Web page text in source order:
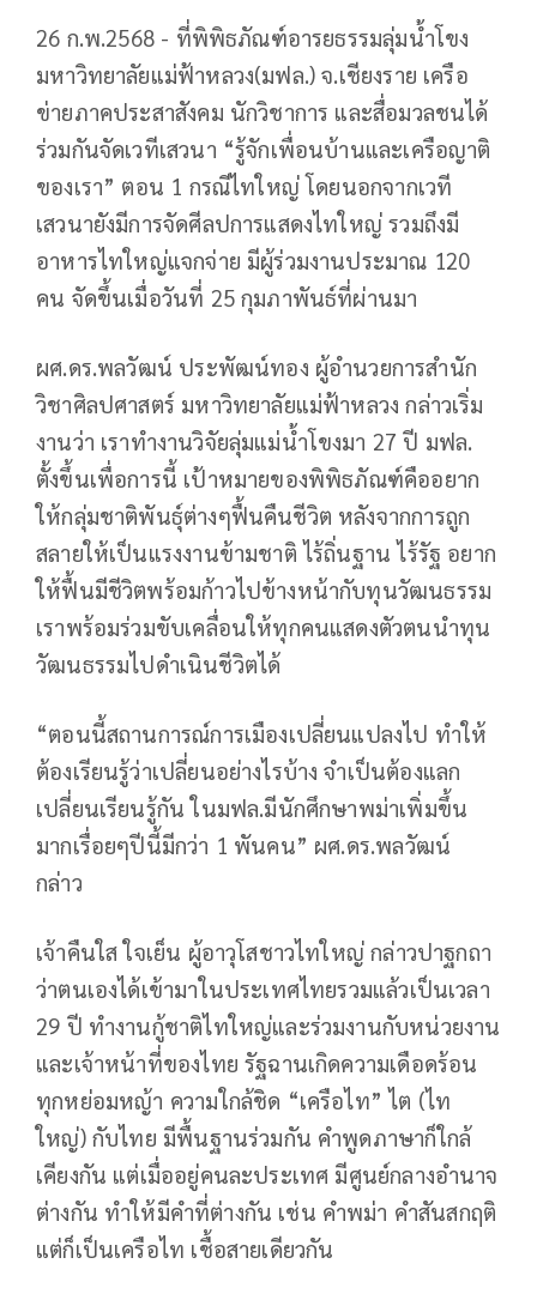
26 ก.พ.2568 - ที่พิพิธภัณฑ์อารยธรรมลุ่มน้ำโขง
มหาวิทยาลัยแม่ฟ้าหลวง(มฟล.) จ.เชียงราย เครือ
ข่ายภาคประสาสังคม นักวิชาการ และสื่อมวลชนได้
ร่วมกันจัดเวทีเสวนา “รู้จักเพื่อนบ้านและเครือญาติ
ของเรา” ตอน 1 กรณีไทใหญ่ โดยนอกจากเวที
เสวนายังมีการจัดศีลปการแสดงไทใหญ่ รวมถึงมี
อาหารไทใหญ่แจกจ่าย มีผู้ร่วมงานประมาณ 120
คน จัดขึ้นเมื่อวันที่ 25 กุมภาพันธ์ที่ผ่านมา
ผศ.ดร.พลวัฒน์ ประพัฒน์ทอง ผู้อำนวยการสำนัก
วิชาศิลปศาสตร์ มหาวิทยาลัยแม่ฟ้าหลวง กล่าวเริ่ม
งานว่า เราทำงานวิจัยลุ่มแม่น้ำโขงมา 27 ปี มฟล.
ตั้งขึ้นเพื่อการนี้ เป้าหมายของพิพิธภัณฑ์คืออยาก
ให้กลุ่มชาติพันธุ์ต่างๆฟื้นคืนชีวิต หลังจากการถูก
สลายให้เป็นแรงงานข้ามชาติ ไร้ถิ่นฐาน ไร้รัฐ อยาก
ให้ฟื้นมีชีวิตพร้อมก้าวไปข้างหน้ากับทุนวัฒนธรรม
เราพร้อมร่วมขับเคลื่อนให้ทุกคนแสดงตัวตนนำทุน
วัฒนธรรมไปดำเนินชีวิตได้
“ตอนนี้สถานการณ์การเมืองเปลี่ยนแปลงไป ทำให้
ต้องเรียนรู้ว่าเปลี่ยนอย่างไรบ้าง จำเป็นต้องแลก
เปลี่ยนเรียนรู้กัน ในมฟล.มีนักศึกษาพม่าเพิ่มขึ้น
มากเรื่อยๆปีนี้มีกว่า 1 พันคน” ผศ.ดร.พลวัฒน์
กล่าว
เจ้าคืนใส ใจเย็น ผู้อาวุโสชาวไทใหญ่ กล่าวปาฐกถา
ว่าตนเองได้เข้ามาในประเทศไทยรวมแล้วเป็นเวลา
29 ปี ทำงานกู้ชาติไทใหญ่และร่วมงานกับหน่วยงาน
และเจ้าหน้าที่ของไทย รัฐฉานเกิดความเดือดร้อน
ทุกหย่อมหญ้า ความใกล้ชิด “เครือไท” ไต (ไท
ใหญ่) กับไทย มีพื้นฐานร่วมกัน คำพูดภาษาก็ใกล้
เคียงกัน แต่เมื่ออยู่คนละประเทศ มีศูนย์กลางอำนาจ
ต่างกัน ทำให้มีคำที่ต่างกัน เช่น คำพม่า คำสันสกฤติ
แต่ก็เป็นเครือไท เชื้อสายเดียวกัน